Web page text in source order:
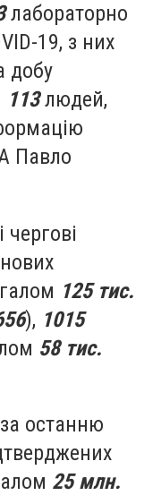
лабораторно
19, з них
добу
113людей,
Павло
125 тис.
), 1015
58 тис.
останню
25 млн.